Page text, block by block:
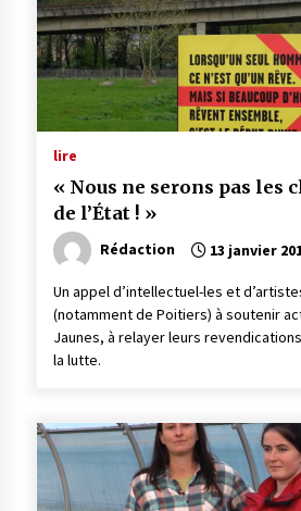
lire
« Nous ne serons pas les
de l’État ! »
Rédaction 13 janvier
Un appel d’intellectuel-les et
(notamment de Poitiers) à soutenir
Jaunes, à relayer leurs
la lutte.